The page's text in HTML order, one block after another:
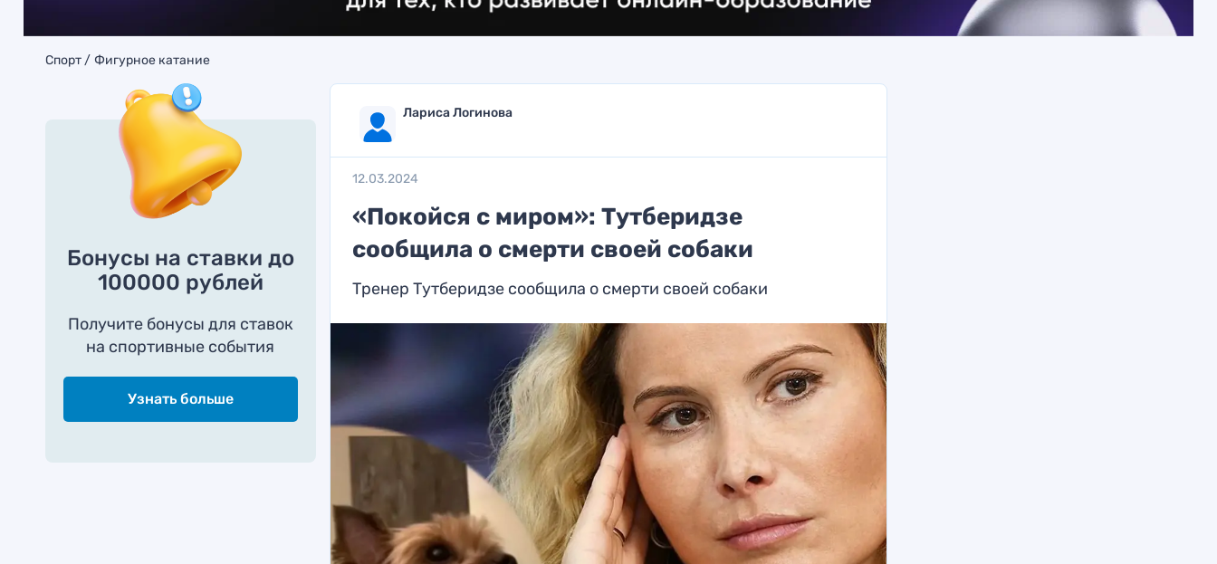
Спорт Фигурное катание
Бонусы на ставки до
100000 рублей
Получите бонусы для ставок
на спортивные события
Узнать больше
Лариса Логинова
12.03.2024
«Покойся с миром»: Тутберидзе
сообщила о смерти своей собаки
Тренер Тутберидзе сообщила о смерти своей собаки